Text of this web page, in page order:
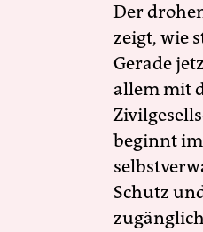
Der
zeigt, wie
Gerade
allem mit
beginnt
Schutz